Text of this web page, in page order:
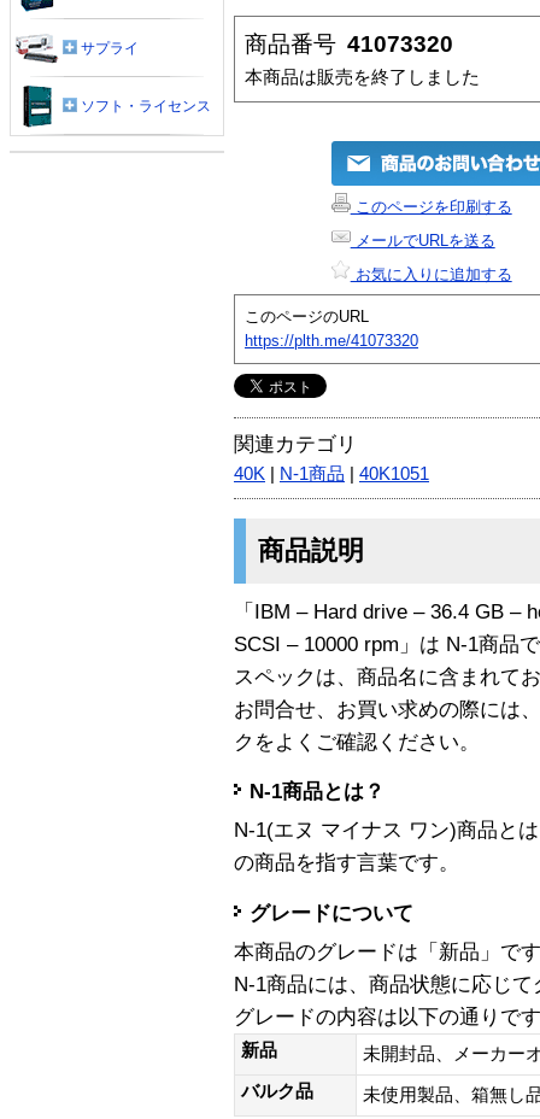
商品番号 41073320
本商品は販売を終了しました
このページを印刷する
メールでURLを送る
お気に入りに追加する
このページのURL
https://plth.me/41073320
関連カテゴリ
40K N-1商品 40K1051
商品説明
「IBM – Hard drive – 36.4 GB –
SCSI – 10000 rpm」は N-1商品
スペックは、商品名に含まれて
お問合せ、お買い求めの際には
クをよくご確認ください。
N-1商品とは？
N-1(エヌ マイナス ワン)商品と
の商品を指す言葉です。
グレードについて
本商品のグレードは「新品」です
N-1商品には、商品状態に応じ
グレードの内容は以下の通りで
新品
未開封品、メーカー
バルク品
未使用製品、箱無
サプライ
ソフト・ライセンス